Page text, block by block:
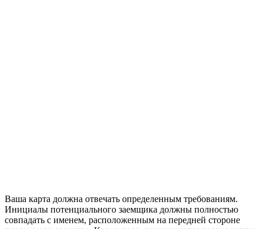
Ваша карта должна отвечать определенным требованиям.
Инициалы потенциального заемщика должны полностью
совпадать с именем, расположенным на передней стороне